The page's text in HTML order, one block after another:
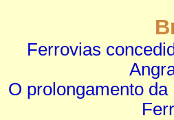
Ferrovias
O prolongamento